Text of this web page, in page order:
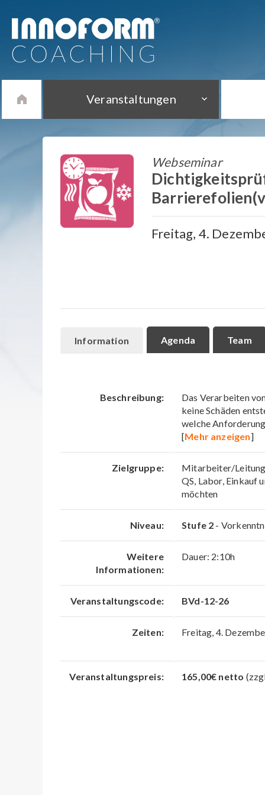
Veranstaltungen
Webseminar
Freitag, 4.
Information Agenda Team
Beschreibung:
Das Verarbeiten
keine Schäden
welche
[Mehr anzeigen]
Zielgruppe:
Mitarbeiter/Leitung
QS, Labor, Einkauf
möchten
Niveau: Stufe 2 -
Weitere
Informationen:
Dauer: 2:10h
Veranstaltungscode: BVd-12-26
Zeiten: Freitag, 4.
Veranstaltungspreis: 165,00€ netto